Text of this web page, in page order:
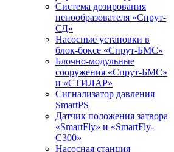
Система дозирования
пенообразователя «Спрут-
СД»
Насосные установки в
блок-боксе «Спрут-БМС»
Блочно-модульные
сооружения «Спрут-БМС»
и «СТИЛАР»
Сигнализатор давления
SmartPS
Датчик положения затвора
«SmartFly» и «SmartFly-
С300»
Насосная станция